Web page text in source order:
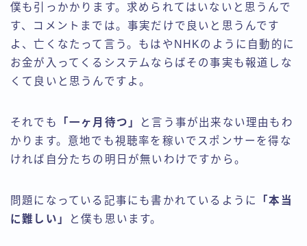
僕も引っかかります。求められてはいないと思うんで
す、コメントまでは。事実だけで良いと思うんです
よ、亡くなたって言う。もはやNHKのように自動的に
お金が入ってくるシステムならばその事実も報道しな
くて良いと思うんですよ。
それでも 「一ヶ月待つ」
と言う事が出来ない理由もわ
かります。意地でも視聴率を稼いでスポンサーを得な
ければ自分たちの明日が無いわけですから。
問題になっている記事にも書かれているように
「本当
に難しい」
と僕も思います。